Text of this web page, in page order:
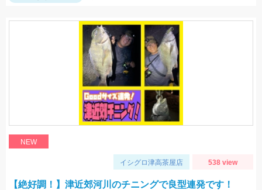
NEW
イシグロ津高茶屋店 538 view
【絶好調！】津近郊河川のチニングで良型連発です！